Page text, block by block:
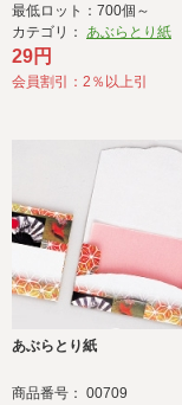
最低ロット：700個～
カテゴリ： あぶらとり紙
29円
会員割引：2％以上引
あぶらとり紙
商品番号： 00709